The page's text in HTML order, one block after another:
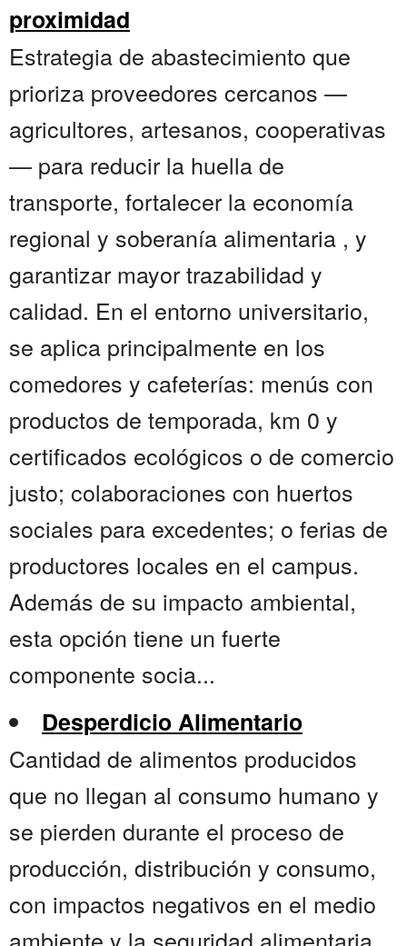
proximidad
Estrategia de abastecimiento que
prioriza proveedores cercanos —
agricultores, artesanos, cooperativas
— para reducir la huella de
transporte, fortalecer la economía
regional y soberanía alimentaria , y
garantizar mayor trazabilidad y
calidad. En el entorno universitario,
se aplica principalmente en los
comedores y cafeterías: menús con
productos de temporada, km 0 y
certificados ecológicos o de comercio
justo; colaboraciones con huertos
sociales para excedentes; o ferias de
productores locales en el campus.
Además de su impacto ambiental,
esta opción tiene un fuerte
componente socia...
Desperdicio Alimentario
Cantidad de alimentos producidos
que no llegan al consumo humano y
se pierden durante el proceso de
producción, distribución y consumo,
con impactos negativos en el medio